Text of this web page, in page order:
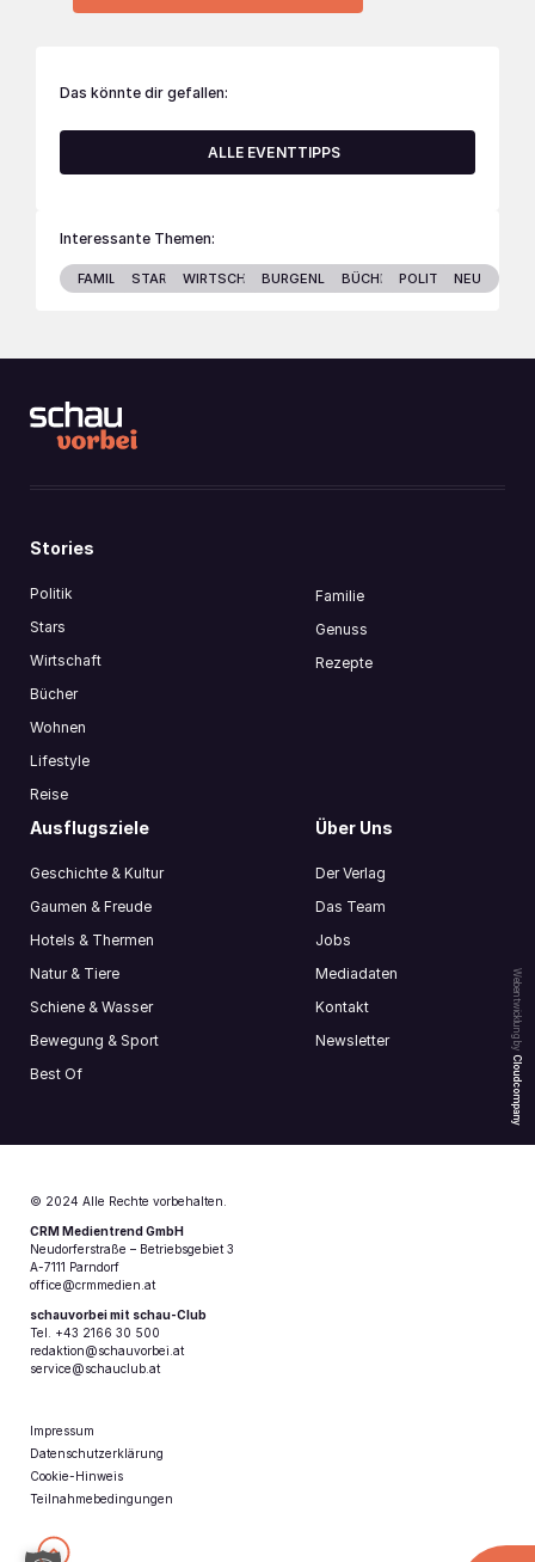
Das könnte dir gefallen:
ALLE EVENTTIPPS
Interessante Themen:
FAMILIE STARS WIRTSCHAFTBURGENLANDBÜCHER POLITIK NEU
Webentwicklung by
Cloudcompany
Stories
Politik
Stars
Wirtschaft
Bücher
Wohnen
Lifestyle
Reise
Familie
Genuss
Rezepte
Ausflugsziele
Geschichte & Kultur
Gaumen & Freude
Hotels & Thermen
Natur & Tiere
Schiene & Wasser
Bewegung & Sport
Best Of
Über Uns
Der Verlag
Das Team
Jobs
Mediadaten
Kontakt
Newsletter
© 2024 Alle Rechte vorbehalten.
CRM Medientrend GmbH
Neudorferstraße – Betriebsgebiet 3
A-7111 Parndorf
office@crmmedien.at
schauvorbei mit schau-Club
Tel. +43 2166 30 500
redaktion@schauvorbei.at
service@schauclub.at
Impressum
Datenschutzerklärung
Cookie-Hinweis
Teilnahmebedingungen